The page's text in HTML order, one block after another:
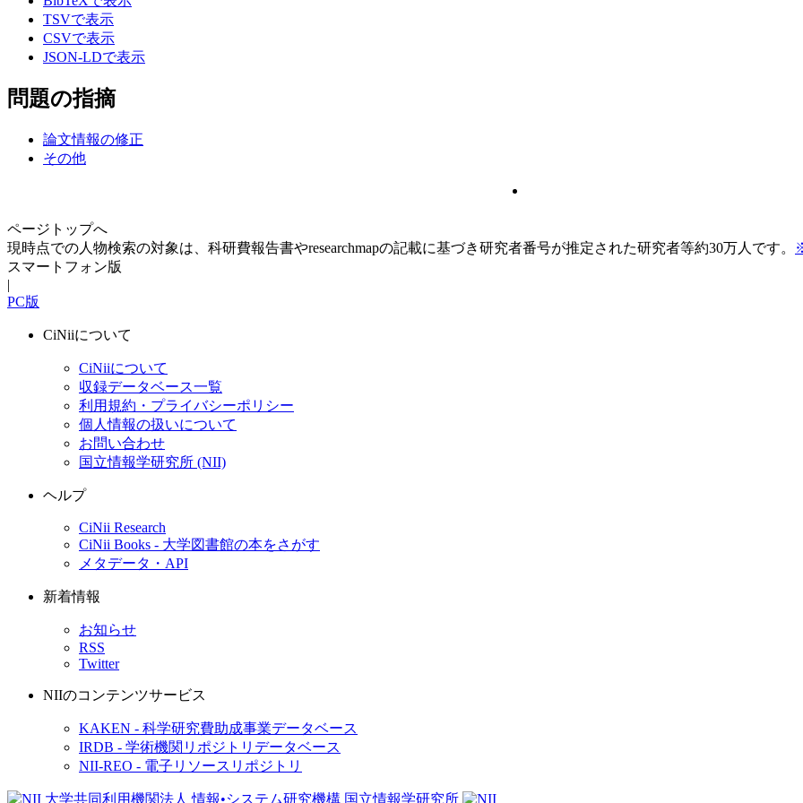
TSVで表示
CSVで表示
JSON-LDで表示
問題の指摘
論文情報の修正
その他
ページトップへ
現時点での人物検索の対象は、科研費報告書やresearchmapの記載に基づき研究者番号が推定された研究者等約30万人です。
スマートフォン版
|
PC版
CiNiiについて
CiNiiについて
収録データベース一覧
利用規約・プライバシーポリシー
個人情報の扱いについて
お問い合わせ
国立情報学研究所 (NII)
ヘルプ
CiNii Research
CiNii Books - 大学図書館の本をさがす
メタデータ・API
新着情報
お知らせ
RSS
Twitter
NIIのコンテンツサービス
KAKEN - 科学研究費助成事業データベース
IRDB - 学術機関リポジトリデータベース
NII-REO - 電子リソースリポジトリ